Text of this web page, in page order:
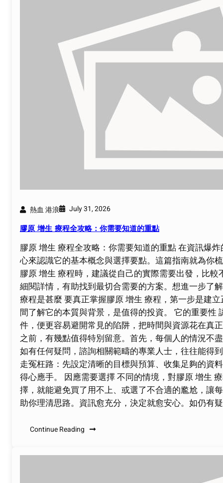
熱血 港浪 July 31, 2026
膠原 增生 療程全攻略：你需要知道的重點
膠原 增生 療程全攻略：你需要知道的重點 在資訊爆
心來認識它的基本概念與選擇要點。這篇指南就為你
膠原 增生 療程時，建議從自己的實際需要出發，比
細閱詳情，有助找到最切合需要的方案。想進一步了
療程是甚麼 要真正掌握膠原 增生 療程，第一步是建
間了解它的本質與背景，是值得的投資。 它的重要
件，便更容易避開常見的陷阱，把時間與資源花在真
之前，有幾點值得特別留意。首先，每個人的情況不
如有任何疑問，諮詢相關範疇的專業人士，往往能得
走冤枉路：先設定清晰的目標與預算、收集足夠的資
得心應手。 因應需要選擇 不同的情境，對膠原 增生
擇，就能避免買了用不上、或選了不合適的尷尬，讓
助你理清思路。資訊愈充分，決定就愈安心。如仍有
Continue Reading